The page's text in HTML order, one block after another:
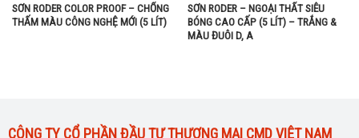
SƠN RODER COLOR PROOF – CHỐNG
THẤM MÀU CÔNG NGHỆ MỚI (5 LÍT)
SƠN RODER – NGOẠI THẤT SIÊU
BÓNG CAO CẤP (5 LÍT) – TRẮNG &
MÀU ĐUÔI D, A
CÔNG TY CỔ PHẦN ĐẦU TƯ THƯƠNG MẠI CMD VIỆT NAM